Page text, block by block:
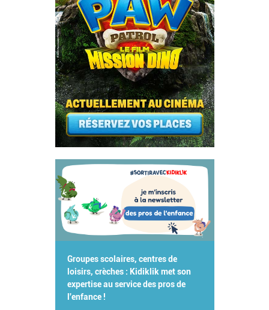
Groupes scolaires, centres de
loisirs, crèches : Kidiklik met son
expertise au service des pros de
l'enfance !